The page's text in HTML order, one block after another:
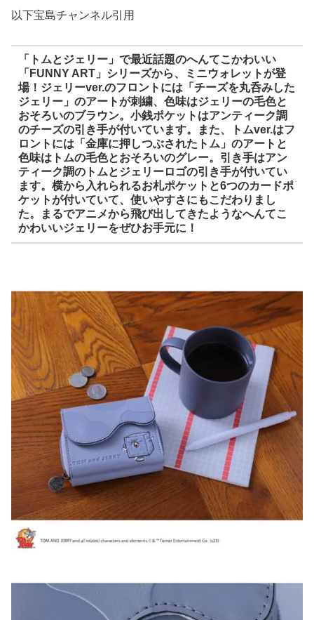
以下宝島チャンネル引用
「トムとジェリー」で最近話題のへんてこかわいい
「FUNNY ART」シリーズから、ミニウォレットが登
場！ジェリーver.のフロントには「チーズを丸呑みした
ジェリー」のアートが刺繍、色味はジェリーの毛色と
おそろいのブラウン。小銭ポケットはアンティーク調
のチーズの引き手が付いています。また、トムver.はフ
ロントには「金庫に押しつぶされたトム」のアートと
色味はトムの毛色とおそろいのグレー。引き手はアン
ティーク調のトムとジェリーロゴの引き手が付いてい
ます。横から入れられるお札ポケットと6つのカードポ
ケットが付いていて、使いやすさにもこだわりまし
た。まるでアニメから飛び出してきたようなへんてこ
かわいいジェリーをぜひお手元に！